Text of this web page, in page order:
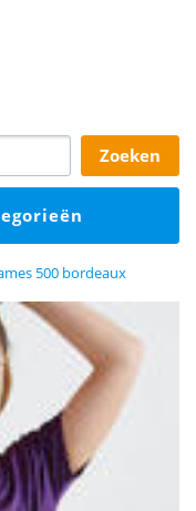
zoeken
500 bordeaux